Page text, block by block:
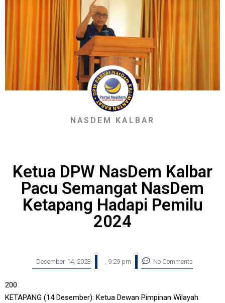
NASDEM KALBAR
Ketua DPW NasDem Kalbar
Pacu Semangat NasDem
Ketapang Hadapi Pemilu
2024
Desember 14, 2023 , 9:29 pm No Comments
200
KETAPANG (14 Desember): Ketua Dewan Pimpinan Wilayah